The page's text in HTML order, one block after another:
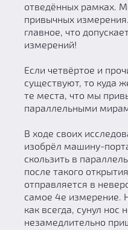
отведённых рамках.
привычных
главное, что
измерений!
Если четвёртое и
существуют, то куда
те места, что мы
параллельными
В ходе своих
изобрёл машину-
скользить в
после такого
отправляется в
самое 4е измерение.
как всегда, сунул нос
незамедлительно